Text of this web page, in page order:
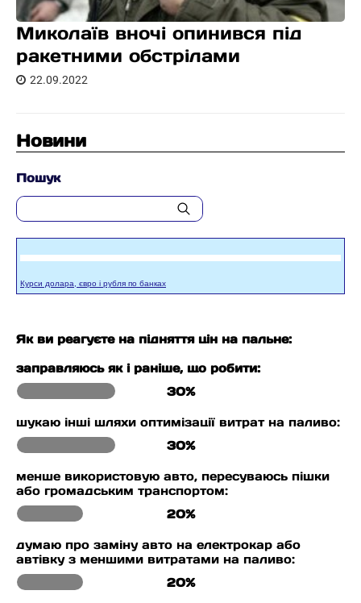
Миколаїв вночі опинився під
ракетними обстрілами
22.09.2022
Новини
Пошук
Курси долара, євро і рубля по банках
Як ви реагуєте на підняття цін на пальне:
заправляюсь як і раніше, що робити:
30%
шукаю інші шляхи оптимізації витрат на паливо:
30%
менше використовую авто, пересуваюсь пішки
або громадським транспортом:
20%
думаю про заміну авто на електрокар або
автівку з меншими витратами на паливо:
20%